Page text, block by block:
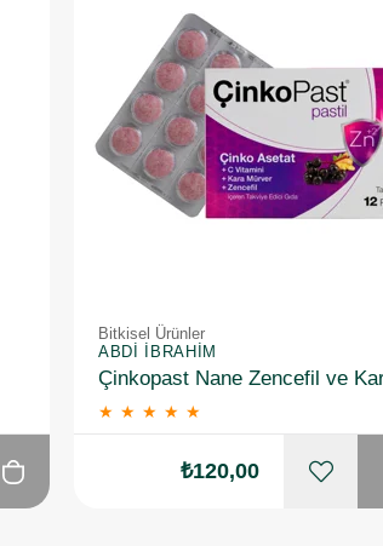
Bitkisel Ürünler
ABDI İBRAHIM
★ ★ ★ ★ ★
₺120,00